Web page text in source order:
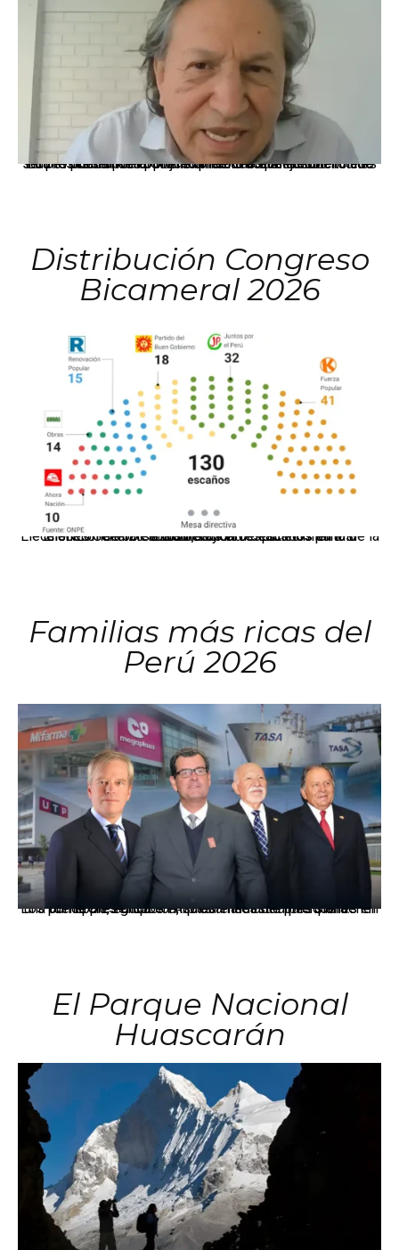
La presidenta Keiko Fujimori informó que la solicitud de indulto presentada por el expresidente Alejandro Toledo será evaluada por la Comisión de Gracias Presidenciales conforme al procedimiento establecido.
Distribución Congreso
Bicameral 2026
El JNE oficializó la distribución de escaños para la elección de 60 senadores y 130 diputados en las Elecciones Generales 2026, tras el restablecimiento de la Bicameralidad.
Familias más ricas del
Perú 2026
Los principales grupos empresariales del país mantienen una fuerte presencia en Áncash mediante inversiones en comercio, educación, salud e industria pesquera.
El Parque Nacional
Huascarán